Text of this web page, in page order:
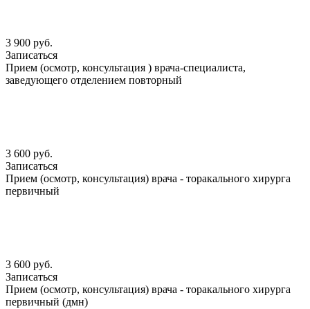
3 900 руб.
Записаться
Прием (осмотр, консультация ) врача-специалиста,
заведующего отделением повторный
3 600 руб.
Записаться
Прием (осмотр, консультация) врача - торакального хирурга
первичный
3 600 руб.
Записаться
Прием (осмотр, консультация) врача - торакального хирурга
первичный (дмн)